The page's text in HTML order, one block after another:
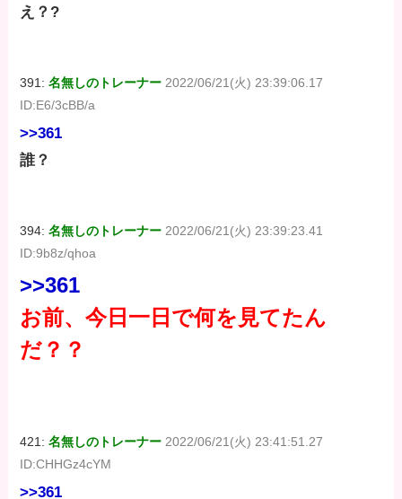
え？?
391:名無しのトレーナー 2022/06/21(火) 23:39:06.17
ID:E6/3cBB/a
>>361
誰？
394:名無しのトレーナー 2022/06/21(火) 23:39:23.41
ID:9b8z/qhoa
>>361
お前、今日一日で何を見てたん
だ？？
421:名無しのトレーナー 2022/06/21(火) 23:41:51.27
ID:CHHGz4cYM
>>361